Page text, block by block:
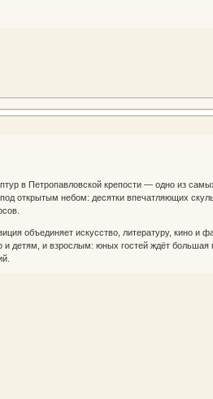
в Петропавловской крепости — одно из
открытым небом: десятки впечатляющих
объединяет искусство, литературу, кино
и детям, и взрослым: юных гостей ждёт